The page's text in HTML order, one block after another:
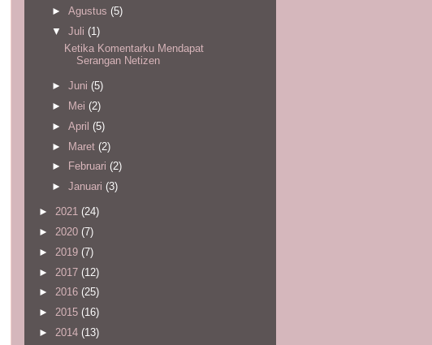
► Agustus (5)
▼ Juli (1)
Ketika Komentarku Mendapat
Serangan Netizen
► Juni (5)
►
Mei (2)
► April (5)
► Maret (2)
►
Februari (2)
► Januari (3)
► 2021 (24)
► 2020 (7)
► 2019 (7)
► 2017 (12)
► 2016 (25)
► 2015 (16)
► 2014 (13)